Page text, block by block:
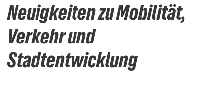
Neuigkeiten zu Mobilität,
Verkehr und
Stadtentwicklung